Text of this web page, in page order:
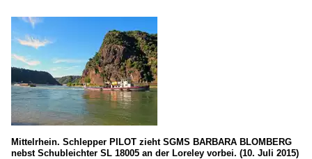
Mittelrhein. Schlepper PILOT zieht SGMS BARBARA BLOMBERG
nebst Schubleichter SL 18005 an der Loreley vorbei. (10. Juli 2015)